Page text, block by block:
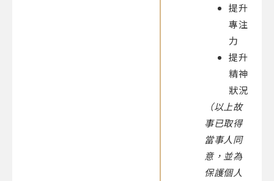
提升
專注
力
提升
精神
狀況
（以上故
事已取得
當事人同
意，並為
保護個人